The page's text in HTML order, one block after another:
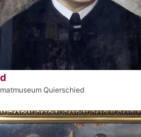
Quierschied